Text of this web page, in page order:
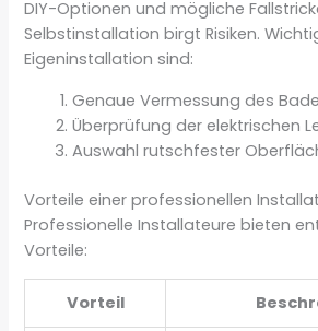
DIY-Optionen und mögliche
Selbstinstallation birgt Risiken.
Eigeninstallation sind:
Genaue Vermessung des
Überprüfung der elektrischen
Auswahl rutschfester
Vorteile einer professionellen
Professionelle Installateure bieten
Vorteile:
Vorteil